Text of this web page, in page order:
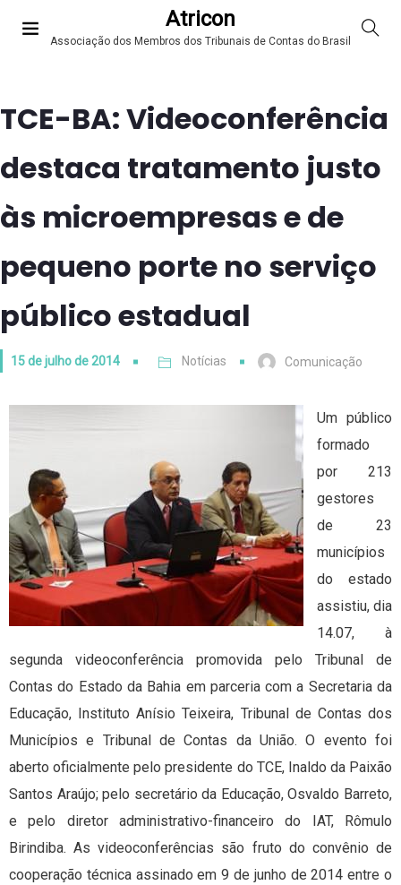
Atricon
Associação dos Membros dos Tribunais de Contas do Brasil
TCE-BA: Videoconferência
destaca tratamento justo
às microempresas e de
pequeno porte no serviço
público estadual
15 de julho de 2014 Notícias Comunicação
Um público
formado
por 213
gestores
de 23
municípios
do estado
assistiu, dia
14.07, à
segunda videoconferência promovida pelo Tribunal de
Contas do Estado da Bahia em parceria com a Secretaria da
Educação, Instituto Anísio Teixeira, Tribunal de Contas dos
Municípios e Tribunal de Contas da União. O evento foi
aberto oficialmente pelo presidente do TCE, Inaldo da Paixão
Santos Araújo; pelo secretário da Educação, Osvaldo Barreto,
e pelo diretor administrativo-financeiro do IAT, Rômulo
Birindiba. As videoconferências são fruto do convênio de
cooperação técnica assinado em 9 de junho de 2014 entre o